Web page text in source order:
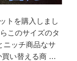
トを購入しまし
このサイズのタ
ニッチ商品なサ
買い替える商 …